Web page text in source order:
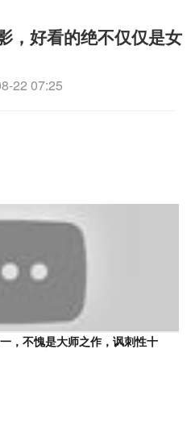
，好看的绝不仅仅是女
22 07:25
，不愧是大师之作，讽刺性十